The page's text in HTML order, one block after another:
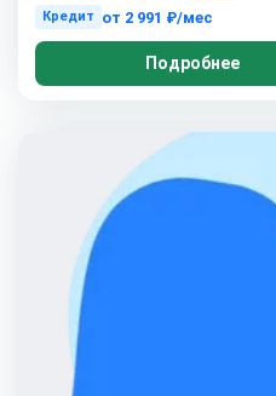
Кредит
от 2 991 ₽/мес
Подробнее